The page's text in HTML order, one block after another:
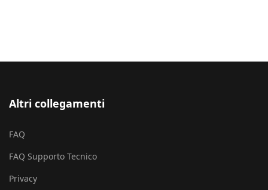
Altri collegamenti
FAQ
FAQ Supporto Tecnico
Privacy